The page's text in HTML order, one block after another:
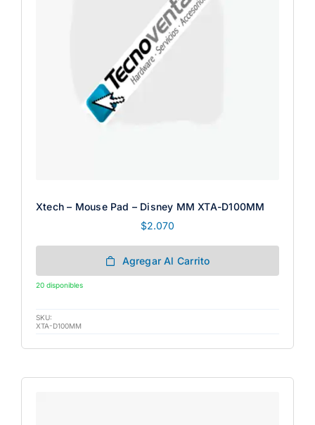
Xtech – Mouse Pad – Disney MM XTA-D100MM
$2.070
Agregar Al Carrito
20 disponibles
SKU:
XTA-D100MM